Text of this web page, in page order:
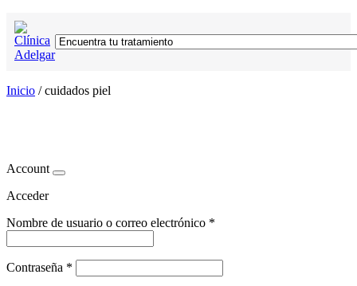
Inicio /cuidados piel
Account
Acceder
Nombre de usuario o correo electrónico *
Contraseña *